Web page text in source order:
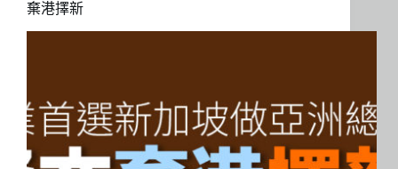
棄港擇新